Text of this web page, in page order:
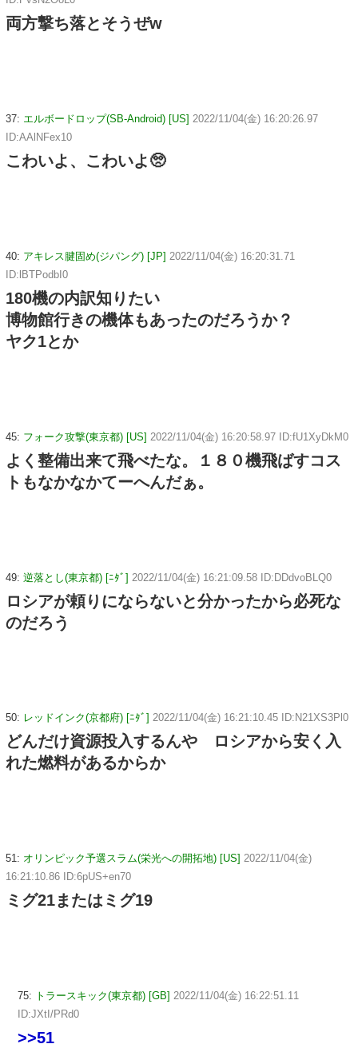
両方撃ち落とそうぜw
37: エルボードロップ(SB-Android) [US] 2022/11/04(金) 16:20:26.97
ID:AAlNFex10
こわいよ、こわいよ🥺
40: アキレス腱固め(ジパング) [JP] 2022/11/04(金) 16:20:31.71
ID:lBTPodbI0
180機の内訳知りたい
博物館行きの機体もあったのだろうか？
ヤク1とか
45: フォーク攻撃(東京都) [US] 2022/11/04(金) 16:20:58.97 ID:fU1XyDkM0
よく整備出来て飛べたな。１８０機飛ばすコス
トもなかなかてーへんだぁ。
49: 逆落とし(東京都) [ﾆﾀﾞ] 2022/11/04(金) 16:21:09.58 ID:DDdvoBLQ0
ロシアが頼りにならないと分かったから必死な
のだろう
50: レッドインク(京都府) [ﾆﾀﾞ] 2022/11/04(金) 16:21:10.45 ID:N21XS3Pl0
どんだけ資源投入するんや ロシアから安く入
れた燃料があるからか
51: オリンピック予選スラム(栄光への開拓地) [US] 2022/11/04(金)
16:21:10.86 ID:6pUS+en70
ミグ21またはミグ19
75: トラースキック(東京都) [GB] 2022/11/04(金) 16:22:51.11
ID:JXtI/PRd0
>>51